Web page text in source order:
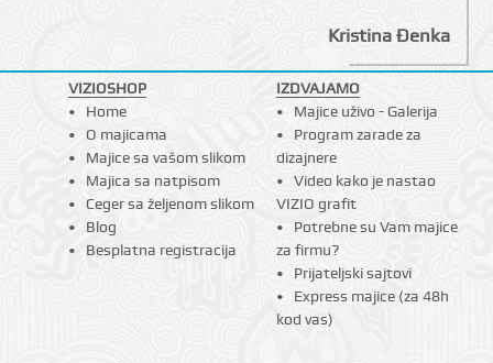
Kristina Đenka
VIZIOSHOP
Home
O majicama
Majice sa vašom slikom
Majica sa natpisom
Ceger sa željenom slikom
Blog
Besplatna registracija
IZDVAJAMO
Majice uživo - Galerija
Program zarade za
dizajnere
Video kako je nastao
VIZIO grafit
Potrebne su Vam majice
za firmu?
Prijateljski sajtovi
Express majice (za 48h
kod vas)